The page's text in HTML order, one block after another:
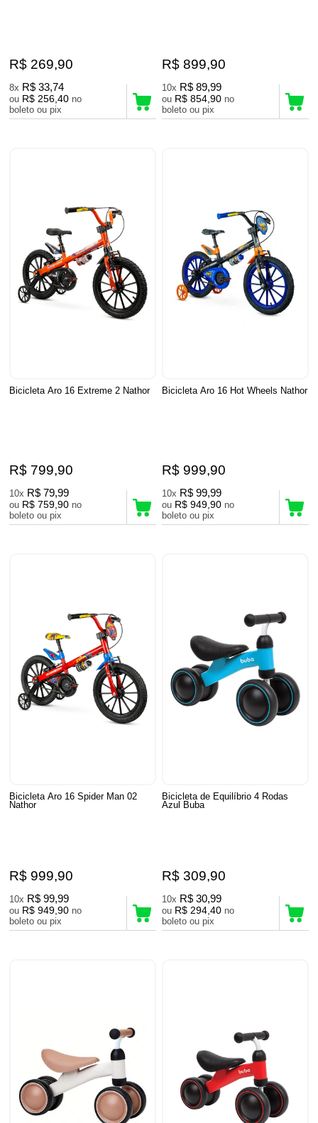
R$ 269,90
8x R$ 33,74
ou R$ 256,40 no
boleto ou pix
R$ 899,90
10x R$ 89,99
ou R$ 854,90 no
boleto ou pix
Bicicleta Aro 16 Extreme 2 Nathor
R$ 799,90
10x R$ 79,99
ou R$ 759,90 no
boleto ou pix
Bicicleta Aro 16 Hot Wheels Nathor
R$ 999,90
10x R$ 99,99
ou R$ 949,90 no
boleto ou pix
Bicicleta Aro 16 Spider Man 02
Nathor
R$ 999,90
10x R$ 99,99
ou R$ 949,90 no
boleto ou pix
Bicicleta de Equilíbrio 4 Rodas
Azul Buba
R$ 309,90
10x R$ 30,99
ou R$ 294,40 no
boleto ou pix